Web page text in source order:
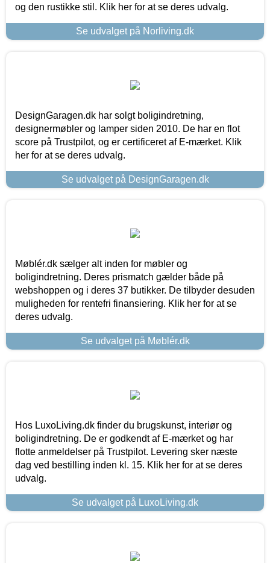
og den rustikke stil. Klik her for at se deres udvalg.
Se udvalget på Norliving.dk
DesignGaragen.dk har solgt boligindretning,
designermøbler og lamper siden 2010. De har en flot
score på Trustpilot, og er certificeret af E-mærket. Klik
her for at se deres udvalg.
Se udvalget på DesignGaragen.dk
Møblér.dk sælger alt inden for møbler og
boligindretning. Deres prismatch gælder både på
webshoppen og i deres 37 butikker. De tilbyder desuden
muligheden for rentefri finansiering. Klik her for at se
deres udvalg.
Se udvalget på Møblér.dk
Hos LuxoLiving.dk finder du brugskunst, interiør og
boligindretning. De er godkendt af E-mærket og har
flotte anmeldelser på Trustpilot. Levering sker næste
dag ved bestilling inden kl. 15. Klik her for at se deres
udvalg.
Se udvalget på LuxoLiving.dk